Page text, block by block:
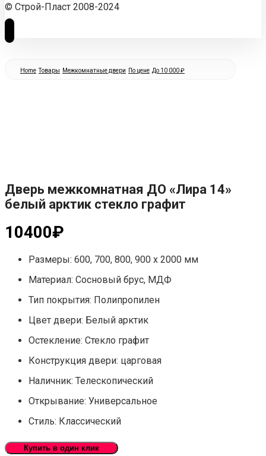
© Строй-Пласт 2008-2024
Home Товары Межкомнатные двери По цене До 10 000 ₽
Дверь межкомнатная ДО «Лира 14»
белый арктик стекло графит
10400₽
Размеры: 600, 700, 800, 900 х 2000 мм
Материал: Сосновый брус, МДФ
Тип покрытия: Полипропилен
Цвет двери: Белый арктик
Остекление: Стекло графит
Конструкция двери: царговая
Наличник: Телескопический
Открывание: Универсальное
Стиль: Классический
Купить в один клик